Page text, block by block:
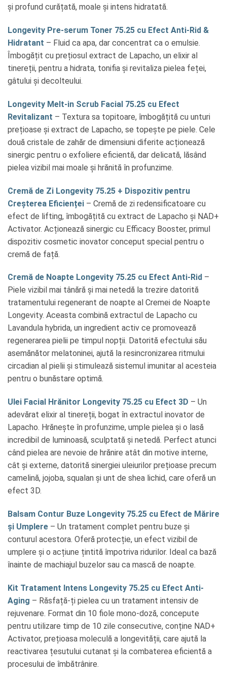
și profund curățată, moale și intens hidratată.
Longevity Pre-serum Toner 75.25 cu Efect Anti-Rid &
Hidratant – Fluid ca apa, dar concentrat ca o emulsie.
Îmbogățit cu prețiosul extract de Lapacho, un elixir al
tinereții, pentru a hidrata, tonifia și revitaliza pielea feței,
gâtului și decolteului.
Longevity Melt-in Scrub Facial 75.25 cu Efect
Revitalizant – Textura sa topitoare, îmbogățită cu unturi
prețioase și extract de Lapacho, se topește pe piele. Cele
două cristale de zahăr de dimensiuni diferite acționează
sinergic pentru o exfoliere eficientă, dar delicată, lăsând
pielea vizibil mai moale și hrănită în profunzime.
Cremă de Zi Longevity 75.25 + Dispozitiv pentru
Creșterea Eficienței – Cremă de zi redensificatoare cu
efect de lifting, îmbogățită cu extract de Lapacho și NAD+
Activator. Acționează sinergic cu Efficacy Booster, primul
dispozitiv cosmetic inovator conceput special pentru o
cremă de față.
Cremă de Noapte Longevity 75.25 cu Efect Anti-Rid –
Piele vizibil mai tânără și mai netedă la trezire datorită
tratamentului regenerant de noapte al Cremei de Noapte
Longevity. Aceasta combină extractul de Lapacho cu
Lavandula hybrida, un ingredient activ ce promovează
regenerarea pielii pe timpul nopții. Datorită efectului său
asemănător melatoninei, ajută la resincronizarea ritmului
circadian al pielii și stimulează sistemul imunitar al acesteia
pentru o bunăstare optimă.
Ulei Facial Hrănitor Longevity 75.25 cu Efect 3D – Un
adevărat elixir al tinereții, bogat în extractul inovator de
Lapacho. Hrănește în profunzime, umple pielea și o lasă
incredibil de luminoasă, sculptată și netedă. Perfect atunci
când pielea are nevoie de hrănire atât din motive interne,
cât și externe, datorită sinergiei uleiurilor prețioase precum
camelină, jojoba, squalan și unt de shea lichid, care oferă un
efect 3D.
Balsam Contur Buze Longevity 75.25 cu Efect de Mărire
și Umplere – Un tratament complet pentru buze și
conturul acestora. Oferă protecție, un efect vizibil de
umplere și o acțiune țintită împotriva ridurilor. Ideal ca bază
înainte de machiajul buzelor sau ca mască de noapte.
Kit Tratament Intens Longevity 75.25 cu Efect Anti-
Aging – Răsfață-ți pielea cu un tratament intensiv de
rejuvenare. Format din 10 fiole mono-doză, concepute
pentru utilizare timp de 10 zile consecutive, conține NAD+
Activator, prețioasa moleculă a longevității, care ajută la
reactivarea țesutului cutanat și la combaterea eficientă a
procesului de îmbătrânire.